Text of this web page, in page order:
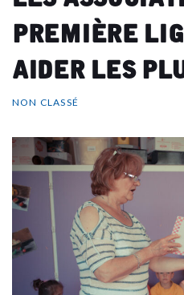
première
aider les
NON CLASSÉ